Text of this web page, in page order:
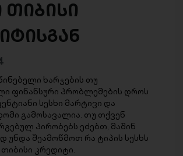
თიბისი
ხარჯების თუ
ფინანსური პრობლემების დროს
სესხი მარტივი და
გამოსავალია. თუ თქვენ
პირობებს ეძებთ, მაშინ
უნდა შეამოწმოთ რა ტიპის სესხს
კრედიტი.